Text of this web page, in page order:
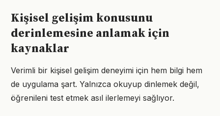
Kişisel gelişim konusunu
derinlemesine anlamak için
kaynaklar
Verimli bir kişisel gelişim deneyimi için hem bilgi hem
de uygulama şart. Yalnızca okuyup dinlemek değil,
öğrenileni test etmek asıl ilerlemeyi sağlıyor.